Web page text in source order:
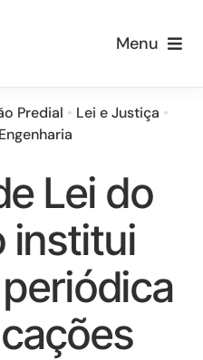
Menu
Predial • Lei e Justiça •
Lei do
institui